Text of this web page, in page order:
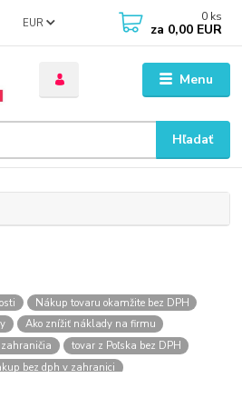
Menu
EUR
Hľadať
0 ks
za 0,00 EUR
Nákup tovaru okamžite bez DPH
Ako znížiť náklady na firmu
tovar z Poľska bez DPH
bez dph v zahranici